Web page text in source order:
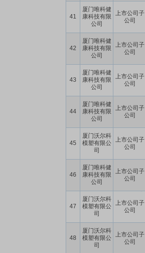
41
厦门唯科健
康科技有限
公司
上市公司子
公司
42
厦门唯科健
康科技有限
公司
上市公司子
公司
43
厦门唯科健
康科技有限
公司
上市公司子
公司
44
厦门唯科健
康科技有限
公司
上市公司子
公司
45
厦门沃尔科
模塑有限公
司
上市公司子
公司
46
厦门唯科健
康科技有限
公司
上市公司子
公司
47
厦门沃尔科
模塑有限公
司
上市公司子
公司
48
厦门沃尔科
模塑有限公
司
上市公司子
公司